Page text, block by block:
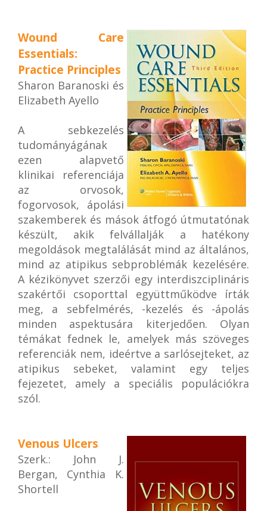
Wound Care
Essentials:
Practice Principles
Sharon Baranoski és
Elizabeth Ayello
A sebkezelés
tudományágának
ezen alapvető
klinikai referenciája
az orvosok,
fogorvosok, ápolási
szakemberek és mások átfogó útmutatónak
készült, akik felvállalják a hatékony
megoldások megtalálását mind az általános,
mind az atipikus sebproblémák kezelésére.
A kézikönyvet szerzői egy interdiszciplináris
szakértői csoporttal együttműködve írták
meg, a sebfelmérés, -kezelés és -ápolás
minden aspektusára kiterjedően. Olyan
témákat fednek le, amelyek más szöveges
referenciák nem, ideértve a sarlósejteket, az
atipikus sebeket, valamint egy teljes
fejezetet, amely a speciális populációkra
szól.
Venous Ulcers
Szerk.: John J.
Bergan, Cynthia K.
Shortell